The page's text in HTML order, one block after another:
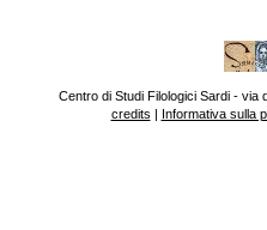
Centro di Studi Filologici Sardi - via
credits | Informativa sulla